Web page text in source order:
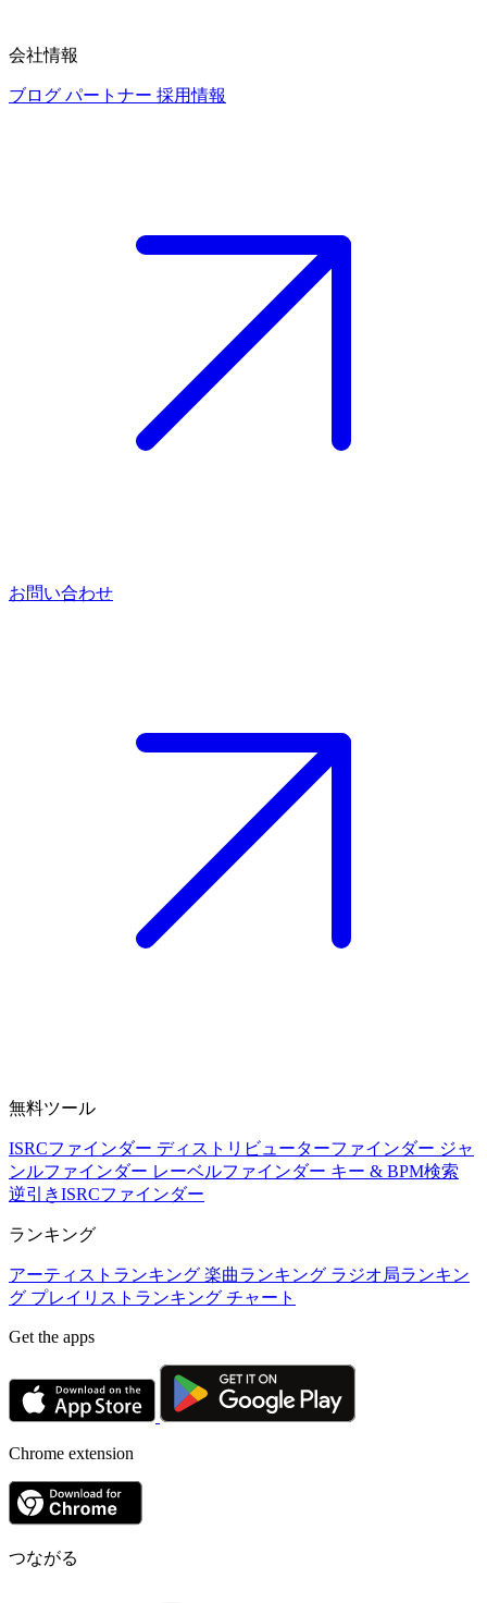
会社情報
ブログ パートナー 採用情報
お問い合わせ
無料ツール
ISRCファインダー ディストリビューターファインダー ジャ
ンルファインダー レーベルファインダー キー & BPM検索
逆引きISRCファインダー
ランキング
アーティストランキング 楽曲ランキング ラジオ局ランキン
グ プレイリストランキング チャート
Get the apps
Chrome extension
つながる